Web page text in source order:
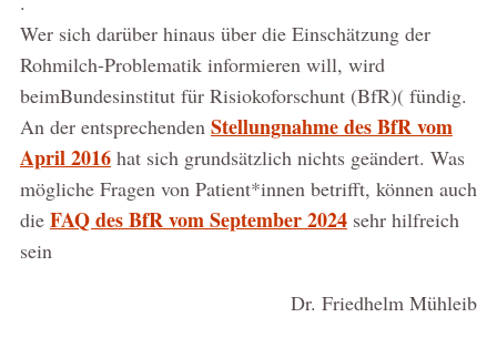
Wer sich darüber hinaus über die Einschätzung der
Rohmilch-Problematik informieren will, wird
beimBundesinstitut für Risiokoforschunt (BfR)( fündig.
An der entsprechenden Stellungnahme des BfR vom
April 2016 hat sich grundsätzlich nichts geändert. Was
mögliche Fragen von Patient*innen betrifft, können auch
die FAQ des BfR vom September 2024sehr hilfreich
sein
Dr. Friedhelm Mühleib